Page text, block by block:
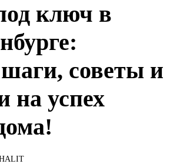
ключ в
советы и
на успех